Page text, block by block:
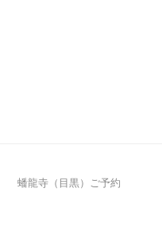
蟠龍寺（目黒）ご予約